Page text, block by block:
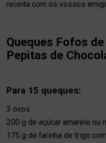
receita com os vossos
Queques Fofos
Pepitas de
Para 15 queques:
3 ovos
200 g de açúcar amarelo ou
175 g de farinha de trigo